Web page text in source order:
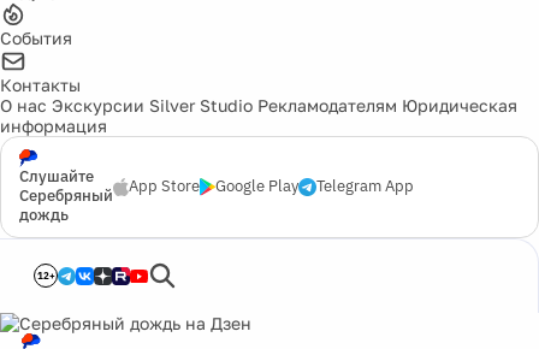
События
Контакты
О нас Экскурсии Silver Studio Рекламодателям Юридическая
информация
Слушайте
Серебряный
дождь
App Store Google Play Telegram App
12+